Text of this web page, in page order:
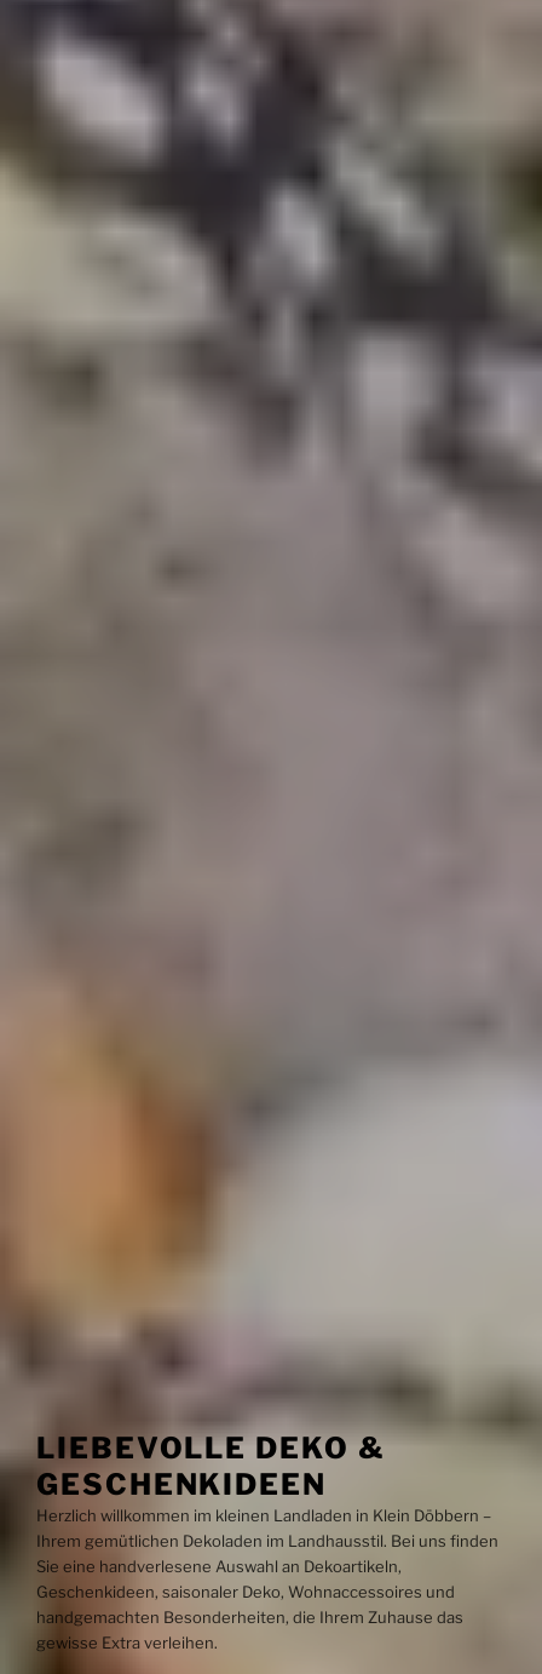
LIEBEVOLLE DEKO &
GESCHENKIDEEN
Herzlich willkommen im kleinen Landladen in Klein Döbbern –
Ihrem gemütlichen Dekoladen im Landhausstil. Bei uns finden
Sie eine handverlesene Auswahl an Dekoartikeln,
Geschenkideen, saisonaler Deko, Wohnaccessoires und
handgemachten Besonderheiten, die Ihrem Zuhause das
gewisse Extra verleihen.